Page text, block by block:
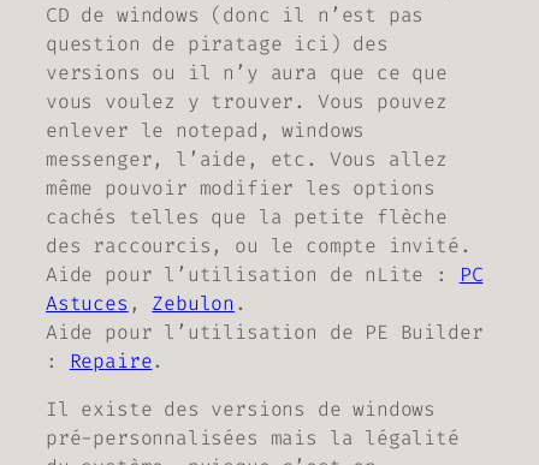
CD de windows (donc il n’est pas
question de piratage ici) des
versions ou il n’y aura que ce que
vous voulez y trouver. Vous pouvez
enlever le notepad, windows
messenger, l’aide, etc. Vous allez
même pouvoir modifier les options
cachés telles que la petite flèche
des raccourcis, ou le compte invité.
Aide pour l’utilisation de nLite :
PC
Astuces , Zebulon .
Aide pour l’utilisation de PE Builder
: Repaire.
Il existe des versions de windows
pré-personnalisées mais la légalité